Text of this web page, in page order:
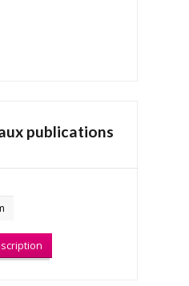
publications